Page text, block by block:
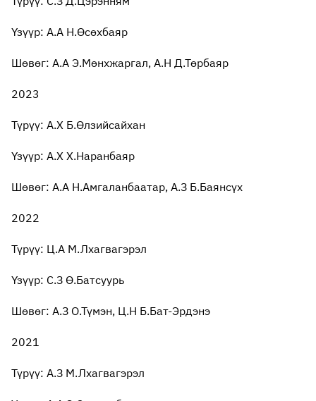
Үзүүр: А.А Н.Өсөхбаяр
Шөвөг: А.А Э.Мөнхжаргал, А.Н Д.Төрбаяр
2023
Түрүү: А.Х Б.Өлзийсайхан
Үзүүр: А.Х Х.Наранбаяр
Шөвөг: А.А Н.Амгаланбаатар, А.З Б.Баянсүх
2022
Түрүү: Ц.А М.Лхагвагэрэл
Үзүүр: С.З Ө.Батсуурь
Шөвөг: А.З О.Түмэн, Ц.Н Б.Бат-Эрдэнэ
2021
Түрүү: А.З М.Лхагвагэрэл